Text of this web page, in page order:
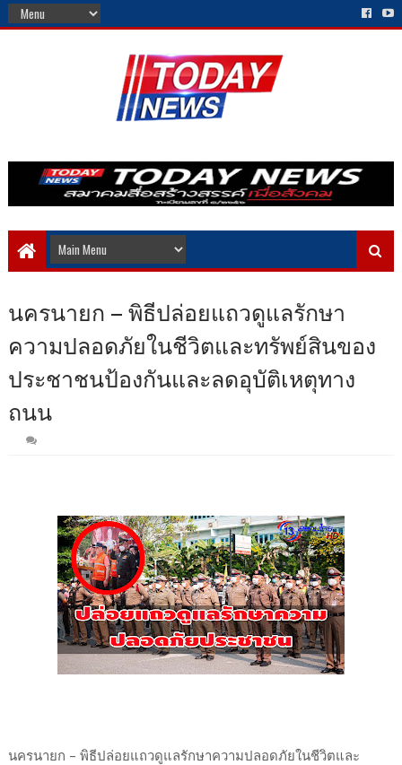
นครนายก – พิธีปล่อยแถวดูแลรักษา
ความปลอดภัยในชีวิตและทรัพย์สินของ
ประชาชนป้องกันและลดอุบัติเหตุทาง
ถนน
นครนายก – พิธีปล่อยแถวดูแลรักษาความปลอดภัยในชีวิตและ